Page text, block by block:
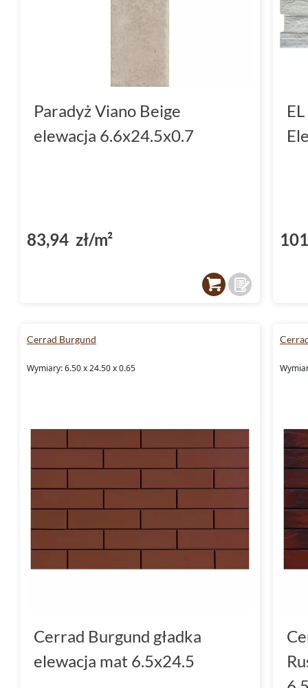
Paradyż Viano Beige
elewacja 6.6x24.5x0.7
83,94 zł/m²
Cerrad Burgund
Wymiary: 6.50 x 24.50 x 0.65
Cerrad Burgund gładka
elewacja mat 6.5x24.5